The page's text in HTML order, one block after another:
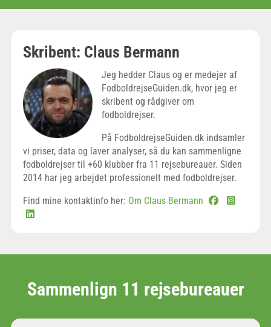
Skribent: Claus Bermann
Jeg hedder Claus og er medejer af
FodboldrejseGuiden.dk, hvor jeg er
skribent og rådgiver om
fodboldrejser.
På FodboldrejseGuiden.dk indsamler
vi priser, data og laver analyser, så du kan sammenligne
fodboldrejser til +60 klubber fra 11 rejsebureauer. Siden
2014 har jeg arbejdet professionelt med fodboldrejser.
Find mine kontaktinfo her: Om Claus Bermann
Sammenlign 11 rejsebureauer